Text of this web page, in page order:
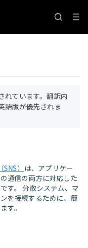
れています。翻訳内
語版が優先されま
） は、アプリケー
通信の両方に対応した
す。 分散システム、マ
を接続するために、簡
す。